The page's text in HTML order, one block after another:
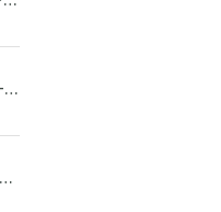
Ochranná hadica pre trubky 16-18mm - modrá
Automatický odvzdušňovací ventil 1/2" so spätnou klapkou mosadzný (ODP.A15MO)